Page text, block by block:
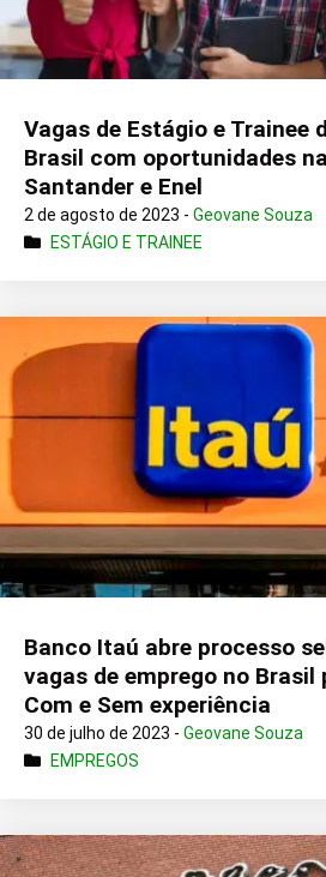
Vagas de Estágio e Trainee
Brasil com oportunidades
Santander e Enel
2 de agosto de 2023 - Geovane Souza
ESTÁGIO E TRAINEE
Banco Itaú abre processo
vagas de emprego no
Com e Sem experiência
30 de julho de 2023 - Geovane Souza
EMPREGOS